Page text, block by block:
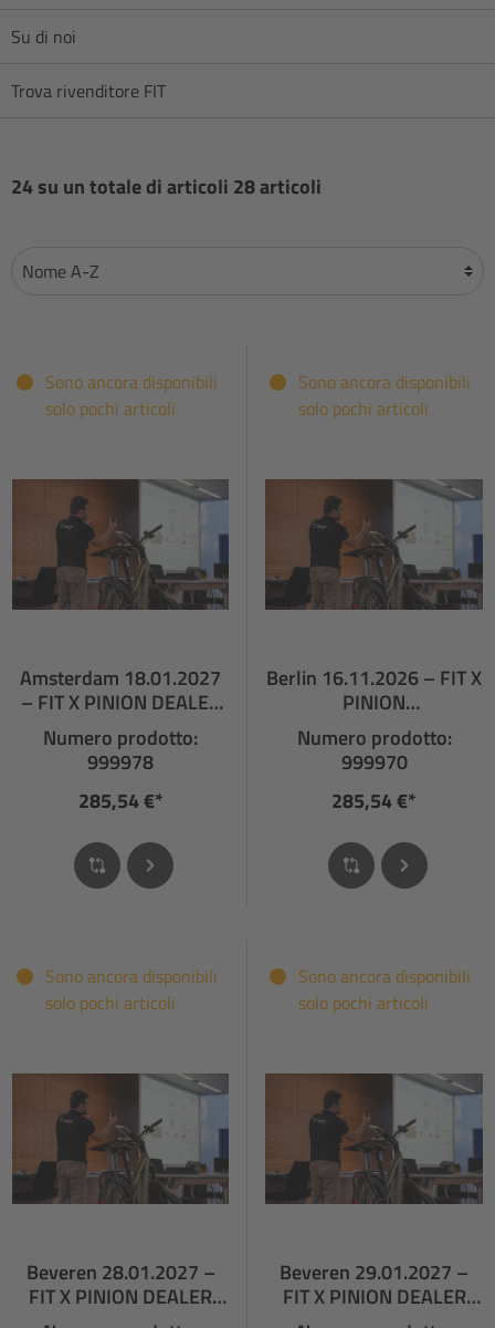
Su di noi
Trova rivenditore FIT
24 su un totale di articoli 28 articoli
Sono ancora disponibili
solo pochi articoli
Amsterdam 18.01.2027
– FIT X PINION DEALER
TRAINING
Numero prodotto:
999978
285,54 €*
Sono ancora disponibili
solo pochi articoli
Berlin 16.11.2026 – FIT X
PINION
FACHHÄNDLERSCHULUN
G
Numero prodotto:
999970
285,54 €*
Sono ancora disponibili
solo pochi articoli
Beveren 28.01.2027 –
FIT X PINION DEALER
TRAINING
Sono ancora disponibili
solo pochi articoli
Beveren 29.01.2027 –
FIT X PINION DEALER
TRAINING